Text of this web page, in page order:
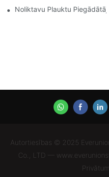
Noliktavu Plauktu
Autortiesības © 2025
Co., LTD —